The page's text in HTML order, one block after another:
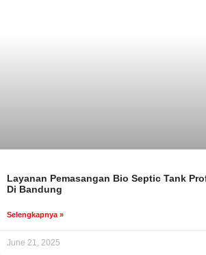
Layanan Pemasangan Bio Septic Tank
Di Bandung
Selengkapnya »
June 21, 2025